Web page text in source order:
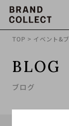
TOP > イベント&
BLOG
ブログ